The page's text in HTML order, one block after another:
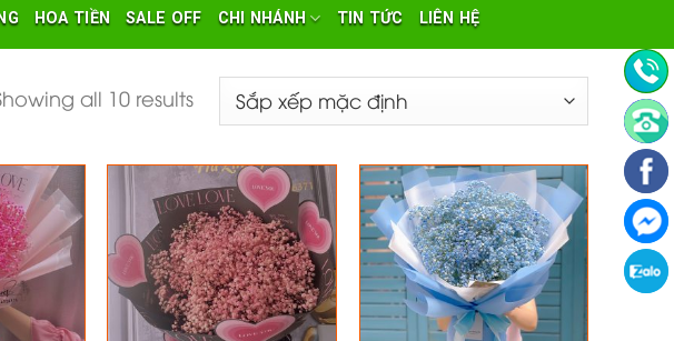
HOA TIỀN SALE OFF CHI NHÁNH TIN TỨC LIÊN HỆ
all 10 results